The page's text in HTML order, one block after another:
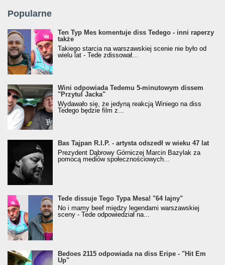
Popularne
Ten Typ Mes komentuje diss Tedego - inni raperzy
także
Takiego starcia na warszawskiej scenie nie było od
wielu lat - Tede zdissował...
Wini odpowiada Tedemu 5-minutowym dissem
"Przytul Jacka"
Wydawało się, że jedyną reakcją Winiego na diss
Tedego będzie film z...
Bas Tajpan R.I.P. - artysta odszedł w wieku 47 lat
Prezydent Dąbrowy Górniczej Marcin Bazylak za
pomocą mediów społecznościowych...
Tede dissuje Tego Typa Mesa! "64 lajny"
No i mamy beef między legendami warszawskiej
sceny - Tede odpowiedział na...
Bedoes 2115 odpowiada na diss Eripe - "Hit Em
Up"